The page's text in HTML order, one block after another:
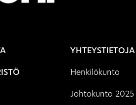
YHTEYSTIETOJA
Henkilökunta
Johtokunta 2025